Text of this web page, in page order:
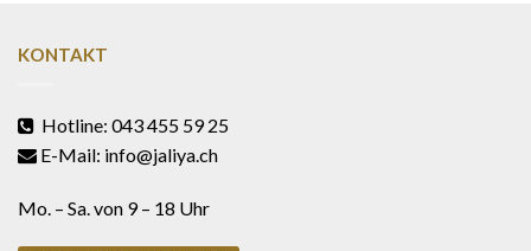
KONTAKT
Hotline: 043 455 59 25
E-Mail: info@jaliya.ch
Mo. – Sa. von 9 – 18 Uhr